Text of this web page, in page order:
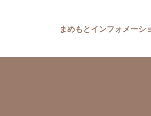
まめもとインフォメーシ